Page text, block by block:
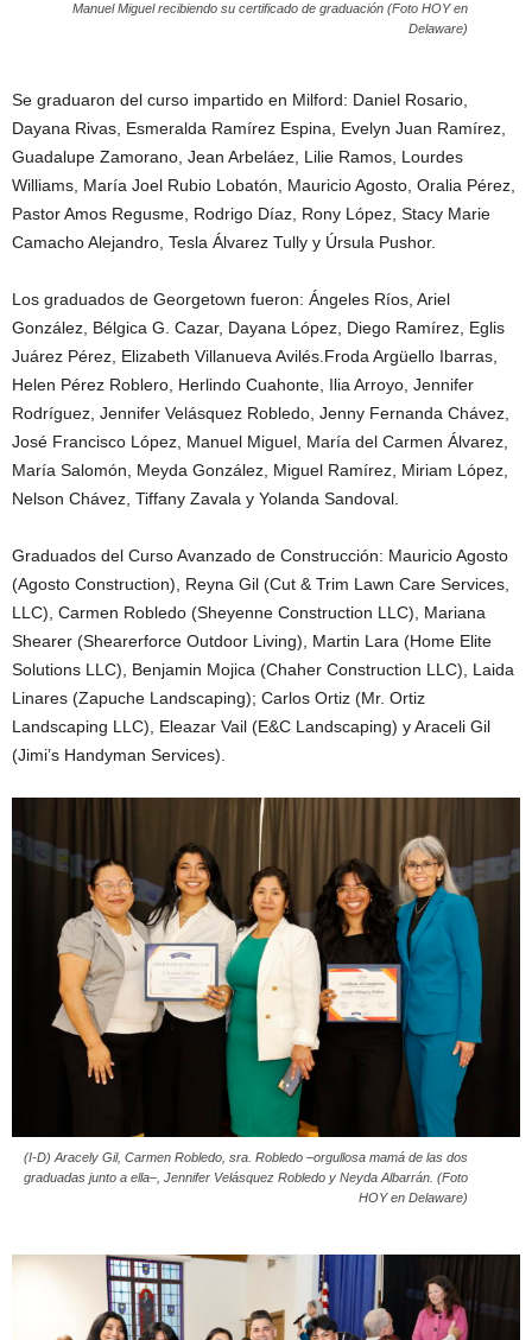
Manuel Miguel recibiendo su certificado de graduación (Foto HOY en
Delaware)
Se graduaron del curso impartido en Milford: Daniel Rosario,
Dayana Rivas, Esmeralda Ramírez Espina, Evelyn Juan Ramírez,
Guadalupe Zamorano, Jean Arbeláez, Lilie Ramos, Lourdes
Williams, María Joel Rubio Lobatón, Mauricio Agosto, Oralia Pérez,
Pastor Amos Regusme, Rodrigo Díaz, Rony López, Stacy Marie
Camacho Alejandro, Tesla Álvarez Tully y Úrsula Pushor.
Los graduados de Georgetown fueron: Ángeles Ríos, Ariel
González, Bélgica G. Cazar, Dayana López, Diego Ramírez, Eglis
Juárez Pérez, Elizabeth Villanueva Avilés.Froda Argüello Ibarras,
Helen Pérez Roblero, Herlindo Cuahonte, Ilia Arroyo, Jennifer
Rodríguez, Jennifer Velásquez Robledo, Jenny Fernanda Chávez,
José Francisco López, Manuel Miguel, María del Carmen Álvarez,
María Salomón, Meyda González, Miguel Ramírez, Miriam López,
Nelson Chávez, Tiffany Zavala y Yolanda Sandoval.
Graduados del Curso Avanzado de Construcción: Mauricio Agosto
(Agosto Construction), Reyna Gil (Cut & Trim Lawn Care Services,
LLC), Carmen Robledo (Sheyenne Construction LLC), Mariana
Shearer (Shearerforce Outdoor Living), Martin Lara (Home Elite
Solutions LLC), Benjamin Mojica (Chaher Construction LLC), Laida
Linares (Zapuche Landscaping); Carlos Ortiz (Mr. Ortiz
Landscaping LLC), Eleazar Vail (E&C Landscaping) y Araceli Gil
(Jimi’s Handyman Services).
(I-D) Aracely Gil, Carmen Robledo, sra. Robledo –orgullosa mamá de las dos
graduadas junto a ella–, Jennifer Velásquez Robledo y Neyda Albarrán. (Foto
HOY en Delaware)